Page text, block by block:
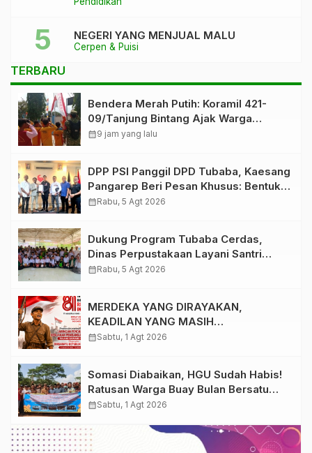
Kaca Pecah
Cerpen & Puisi
NEGERI YANG MENJUAL MALU
TERBARU
Bendera Merah Putih: Koramil 421-
09/Tanjung Bintang Ajak Warga
Kibarkan Bendera, Kobarkan
calendar_month9 jam yang lalu
DPP PSI Panggil DPD Tubaba, Kaesang
Pangarep Beri Pesan Khusus: Bentuk
Struktur Hingga TPS Demi
calendar_monthRabu, 5 Agt 2026
Dukung Program Tubaba Cerdas,
Dinas Perpustakaan Layani Santri
Ponpes Darul Hidayah Al Anshori
calendar_monthRabu, 5 Agt 2026
MERDEKA YANG DIRAYAKAN,
KEADILAN YANG MASIH
DIPERJUANGKAN
calendar_monthSabtu, 1 Agt 2026
Somasi Diabaikan, HGU Sudah Habis!
Ratusan Warga Buay Bulan Bersatu
Beri Peringatan Terakhir Ke PTPN 1
calendar_monthSabtu, 1 Agt 2026